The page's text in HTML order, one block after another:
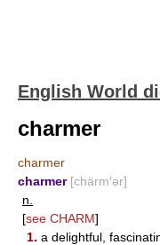
English World
charmer
charmer
charmer [chärm′ər]
n.
[see CHARM]
1. a delightful,